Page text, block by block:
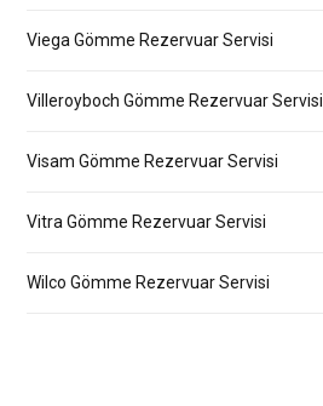
Viega Gömme Rezervuar Servisi
Villeroyboch Gömme Rezervuar Servisi
Visam Gömme Rezervuar Servisi
Vitra Gömme Rezervuar Servisi
Wilco Gömme Rezervuar Servisi